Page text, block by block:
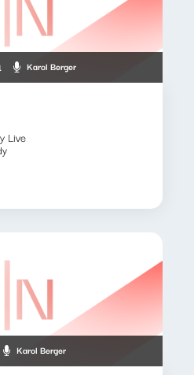
Karol Berger
Live
Karol Berger